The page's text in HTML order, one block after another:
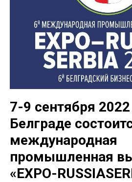
7-9 сентября
Белграде
международная
промышленная
«ЕХРО-